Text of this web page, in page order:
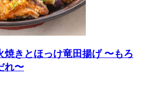
焼きとほっけ竜田揚げ 〜もろ
れ〜